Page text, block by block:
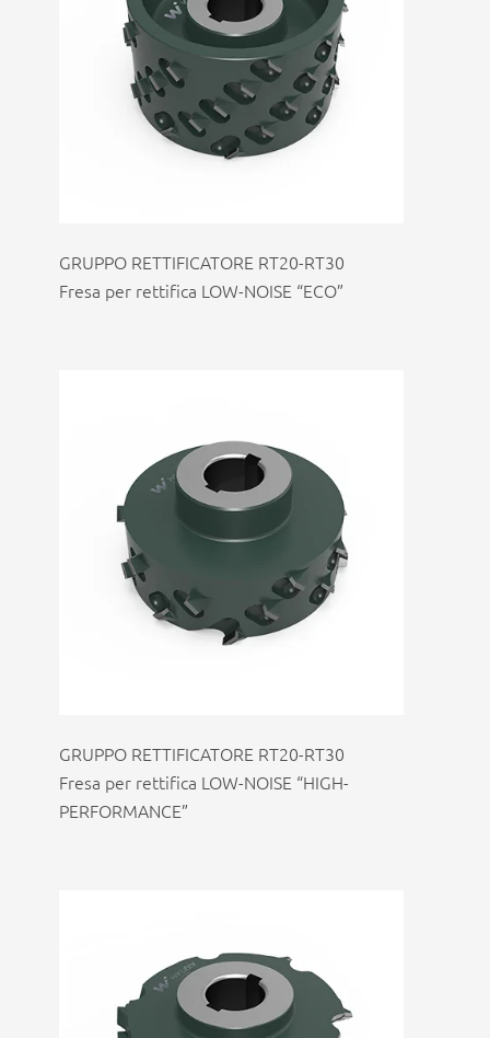
GRUPPO RETTIFICATORE RT20-RT30
Fresa per rettifica LOW-NOISE “ECO”
GRUPPO RETTIFICATORE RT20-RT30
Fresa per rettifica LOW-NOISE “HIGH-
PERFORMANCE”